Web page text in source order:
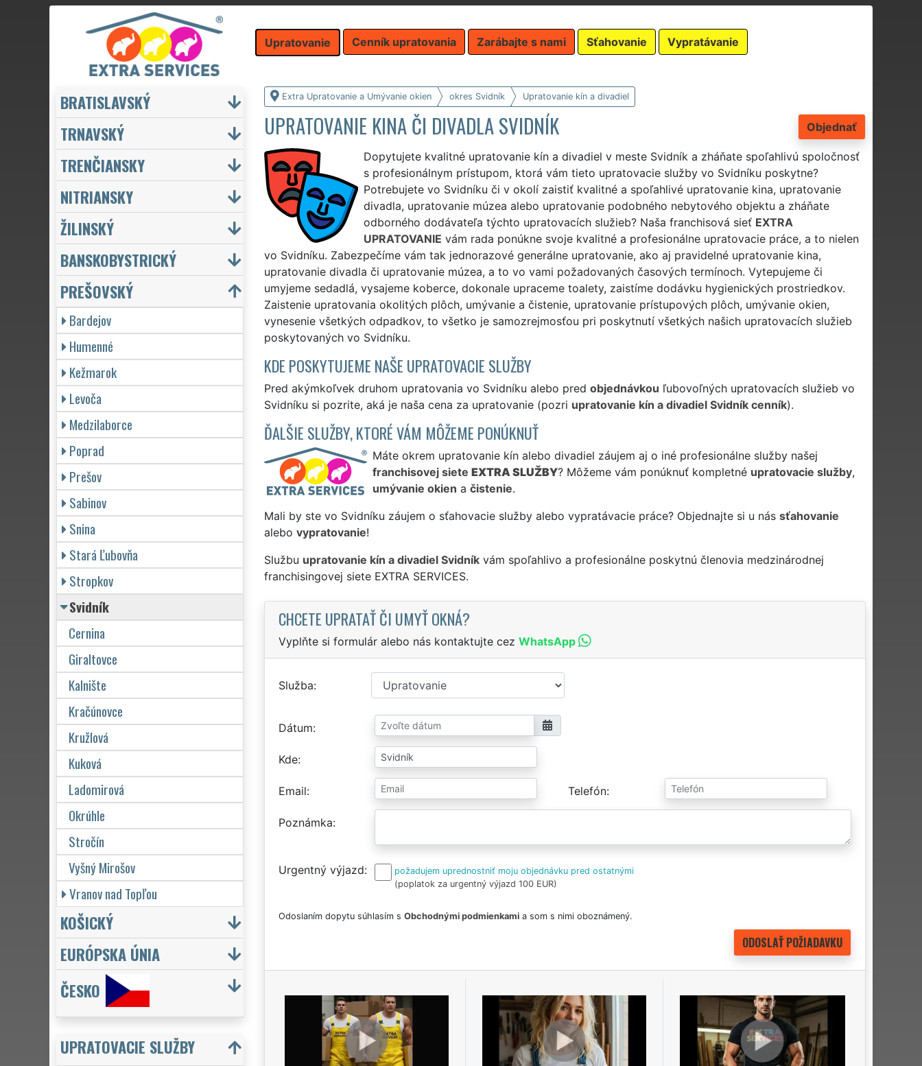
Upratovanie Cenník upratovania Zarábajte s nami Sťahovanie Vypratávanie
Extra Upratovanie a Umývanie okien okres Svidník Upratovanie kín a divadiel
Objednať
UPRATOVANIE KINA ČI DIVADLA SVIDNÍK
Dopytujete kvalitné upratovanie kín a divadiel v meste Svidník a zháňate spoľahlivú spoločnosť
s profesionálnym prístupom, ktorá vám tieto upratovacie služby vo Svidníku poskytne?
Potrebujete vo Svidníku či v okolí zaistiť kvalitné a spoľahlivé upratovanie kina, upratovanie
divadla, upratovanie múzea alebo upratovanie podobného nebytového objektu a zháňate
odborného dodávateľa týchto upratovacích služieb? Naša franchisová sieť EXTRA
UPRATOVANIE vám rada ponúkne svoje kvalitné a profesionálne upratovacie práce, a to nielen
vo Svidníku. Zabezpečíme vám tak jednorazové generálne upratovanie, ako aj pravidelné upratovanie kina,
upratovanie divadla či upratovanie múzea, a to vo vami požadovaných časových termínoch. Vytepujeme či
umyjeme sedadlá, vysajeme koberce, dokonale upraceme toalety, zaistíme dodávku hygienických prostriedkov.
Zaistenie upratovania okolitých plôch, umývanie a čistenie, upratovanie prístupových plôch, umývanie okien,
vynesenie všetkých odpadkov, to všetko je samozrejmosťou pri poskytnutí všetkých našich upratovacích služieb
poskytovaných vo Svidníku.
KDE POSKYTUJEME NAŠE UPRATOVACIE SLUŽBY
Pred akýmkoľvek druhom upratovania vo Svidníku alebo pred objednávkou ľubovoľných upratovacích služieb vo
Svidníku si pozrite, aká je naša cena za upratovanie (pozri upratovanie kín a divadiel Svidník cenník).
ĎALŠIE SLUŽBY, KTORÉ VÁM MÔŽEME PONÚKNUŤ
Máte okrem upratovanie kín alebo divadiel záujem aj o iné profesionálne služby našej
franchisovej siete EXTRA SLUŽBY? Môžeme vám ponúknuť kompletné upratovacie služby,
umývanie okien a čistenie.
Mali by ste vo Svidníku záujem o sťahovacie služby alebo vypratávacie práce? Objednajte si u nás sťahovanie
alebo vypratovanie!
Službu upratovanie kín a divadiel Svidníkvám spoľahlivo a profesionálne poskytnú členovia medzinárodnej
franchisingovej siete EXTRA SERVICES.
CHCETE UPRATAŤ ČI UMYŤ OKNÁ?
Vyplňte si formulár alebo nás kontaktujte cez WhatsApp
Služba
Dátum
Kde
Email Telefón
Poznámka
Urgentný výjazd
požadujem uprednostniť moju objednávku pred ostatnými
(poplatok za urgentný výjazd 100 EUR)
Odoslaním dopytu súhlasím s Obchodnými podmienkamia som s nimi oboznámený.
BRATISLAVSKÝ
TRNAVSKÝ
TRENČIANSKY
NITRIANSKY
ŽILINSKÝ
BANSKOBYSTRICKÝ
PREŠOVSKÝ
Bardejov
Humenné
Kežmarok
Levoča
Medzilaborce
Poprad
Prešov
Sabinov
Snina
Stará Ľubovňa
Stropkov
Svidník
Cernina
Giraltovce
Kalnište
Kračúnovce
Kružlová
Kuková
Ladomirová
Okrúhle
Stročín
Vyšný Mirošov
Vranov nad Topľou
KOŠICKÝ
EURÓPSKA ÚNIA
ČESKO
UPRATOVACIE SLUŽBY